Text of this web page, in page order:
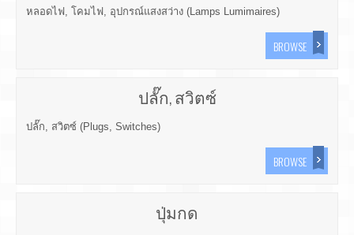
หลอดไฟ, โคมไฟ, อุปกรณ์แสงสว่าง (Lamps Lumimaires)
BROWSE
ปลั๊ก, สวิตซ์
ปลั๊ก, สวิตซ์ (Plugs, Switches)
BROWSE
ปุ่มกด